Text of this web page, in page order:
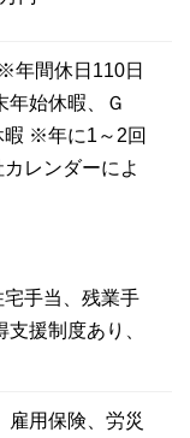
年間休日110日
年始休暇、Ｇ
暇 ※年に1～2回
レンダーによ
手当、残業手
援制度あり、
雇用保険、労災